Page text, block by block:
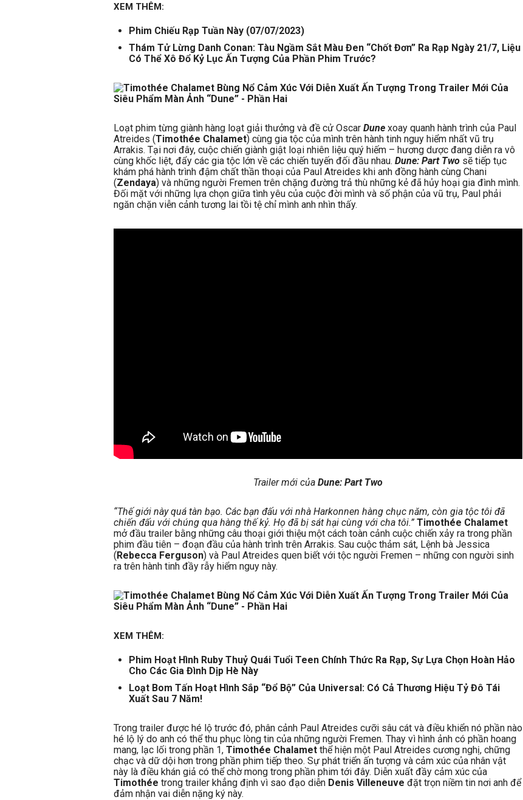
XEM THÊM:
Phim Chiếu Rạp Tuần Này (07/07/2023)
Thám Tử Lừng Danh Conan: Tàu Ngầm Sắt Màu Đen “Chốt Đơn” Ra Rạp Ngày 21/7, Liệu
Có Thể Xô Đổ Kỷ Lục Ấn Tượng Của Phần Phim Trước?
Loạt phim từng giành hàng loạt giải thưởng và đề cử Oscar Dune xoay quanh hành trình của Paul
Atreides (Timothée Chalamet) cùng gia tộc của mình trên hành tinh nguy hiểm nhất vũ trụ
Arrakis. Tại nơi đây, cuộc chiến giành giật loại nhiên liệu quý hiếm – hương dược đang diễn ra vô
cùng khốc liệt, đẩy các gia tộc lớn về các chiến tuyến đối đầu nhau. Dune: Part Two sẽ tiếp tục
khám phá hành trình đậm chất thần thoại của Paul Atreides khi anh đồng hành cùng Chani
(Zendaya) và những người Fremen trên chặng đường trả thù những kẻ đã hủy hoại gia đình mình.
Đối mặt với những lựa chọn giữa tình yêu của cuộc đời mình và số phận của vũ trụ, Paul phải
ngăn chặn viễn cảnh tương lai tồi tệ chỉ mình anh nhìn thấy.
Trailer mới củaDune: Part Two
“Thế giới này quá tàn bạo. Các bạn đấu với nhà Harkonnen hàng chục năm, còn gia tộc tôi đã
chiến đấu với chúng qua hàng thế kỷ. Họ đã bị sát hại cùng với cha tôi.” Timothée Chalamet
mở đầu trailer bằng những câu thoại giới thiệu một cách toàn cảnh cuộc chiến xảy ra trong phần
phim đầu tiên – đoạn đầu của hành trình trên Arrakis. Sau cuộc thảm sát, Lệnh bà Jessica
(Rebecca Ferguson) và Paul Atreides quen biết với tộc người Fremen – những con người sinh
ra trên hành tinh đầy rẫy hiểm nguy này.
XEM THÊM:
Phim Hoạt Hình Ruby Thuỷ Quái Tuổi Teen Chính Thức Ra Rạp, Sự Lựa Chọn Hoàn Hảo
Cho Các Gia Đình Dịp Hè Này
Loạt Bom Tấn Hoạt Hình Sắp “Đổ Bộ” Của Universal: Có Cả Thương Hiệu Tỷ Đô Tái
Xuất Sau 7 Năm!
Trong trailer được hé lộ trước đó, phân cảnh Paul Atreides cưỡi sâu cát và điều khiển nó phần nào
hé lộ lý do anh có thể thu phục lòng tin của những người Fremen. Thay vì hình ảnh có phần hoang
mang, lạc lối trong phần 1, Timothée Chalamet thể hiện một Paul Atreides cương nghị, chững
chạc và dữ dội hơn trong phần phim tiếp theo. Sự phát triển ấn tượng và cảm xúc của nhân vật
này là điều khán giả có thể chờ mong trong phần phim tới đây. Diễn xuất đầy cảm xúc của
Timothée trong trailer khẳng định vì sao đạo diễn Denis Villeneuve đặt trọn niềm tin nơi anh để
đảm nhận vai diễn nặng ký này.